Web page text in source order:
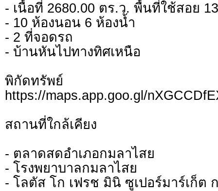
- เนื้อที่ 2680.00 ตร.ว. พื้นที่ใช้สอย
- 10 ห้องนอน 6 ห้องน้ำ
- 2 ที่จอดรถ
- บ้านหันไปทางทิศเหนือ
พิกัดทรั
https://maps.app.goo.gl/
สถานที่ใกล้เคียง
- ตลาดสดอำเภอกมลาไสย
- โรงพยาบาลกมลาไสย
- โลตัส โก เฟรช มินิ ซูเปอร์มาร์เก็ต